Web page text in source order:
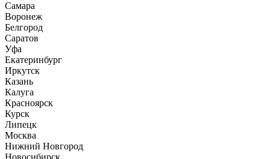
Самара
Воронеж
Белгород
Саратов
Уфа
Екатеринбург
Иркутск
Казань
Калуга
Красноярск
Курск
Липецк
Москва
Нижний Новгород
Новосибирск